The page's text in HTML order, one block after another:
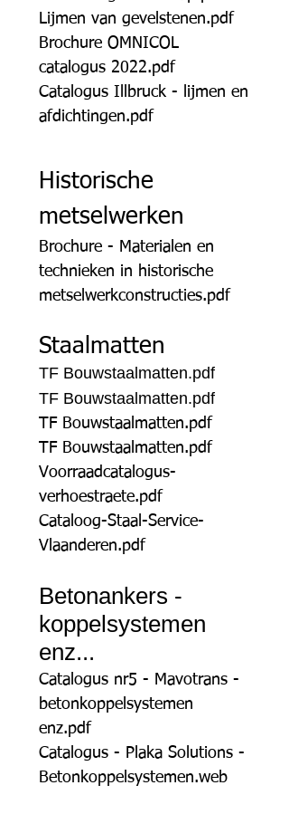
Lijmen van gevelstenen.pdf
Brochure OMNICOL
catalogus 2022.pdf
Catalogus Illbruck - lijmen en
afdichtingen.pdf
Historische
metselwerken
Brochure - Materialen en
technieken in historische
metselwerkconstructies.pdf
Staalmatten
TF Bouwstaalmatten.pdf
TF Bouwstaalmatten.pdf
TF Bouwstaalmatten.pdf
TF Bouwstaalmatten.pdf
Voorraadcatalogus-
verhoestraete.pdf
Cataloog-Staal-Service-
Vlaanderen.pdf
Betonankers -
koppelsystemen
enz...
Catalogus nr5 - Mavotrans -
betonkoppelsystemen
enz.pdf
Catalogus - Plaka Solutions -
Betonkoppelsystemen.web